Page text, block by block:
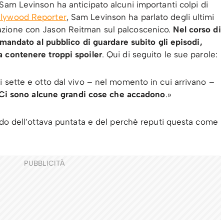
Levinson ha anticipato alcuni importanti colpi di
Reporter, Sam Levinson ha parlato degli ultimi
con Jason Reitman sul palcoscenico. Nel corso di
al pubblico di guardare subito gli episodi,
contenere troppi spoiler. Qui di seguito le sue parole:
sette e otto dal vivo – nel momento in cui arrivano –
sono alcune grandi cose che accadono.»
dell’ottava puntata e del perché reputi questa come
PUBBLICITÀ